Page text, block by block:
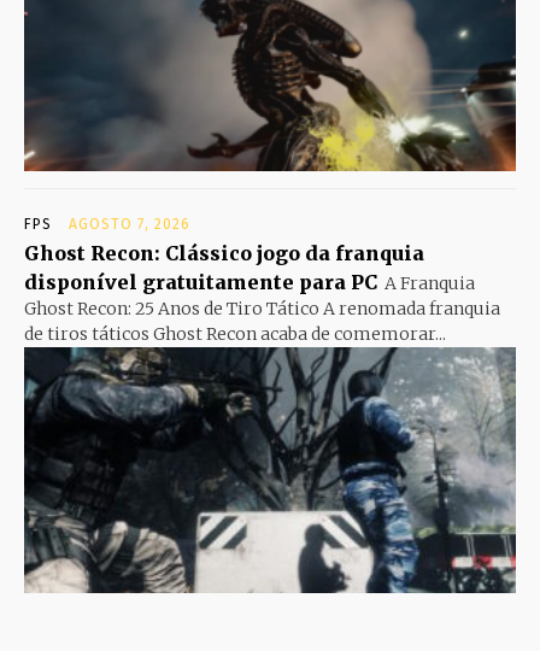
FPS AGOSTO 7, 2026
Ghost Recon: Clássico jogo da franquia
disponível gratuitamente para PC A Franquia
Ghost Recon: 25 Anos de Tiro Tático A renomada franquia
de tiros táticos Ghost Recon acaba de comemorar...